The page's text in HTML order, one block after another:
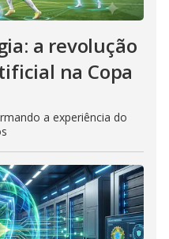
a revolução
na Copa
a experiência do